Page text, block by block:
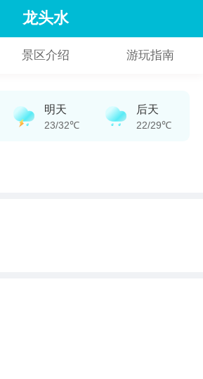
龙头水
景区介绍 游玩指南
明天
23/32℃
后天
22/29℃